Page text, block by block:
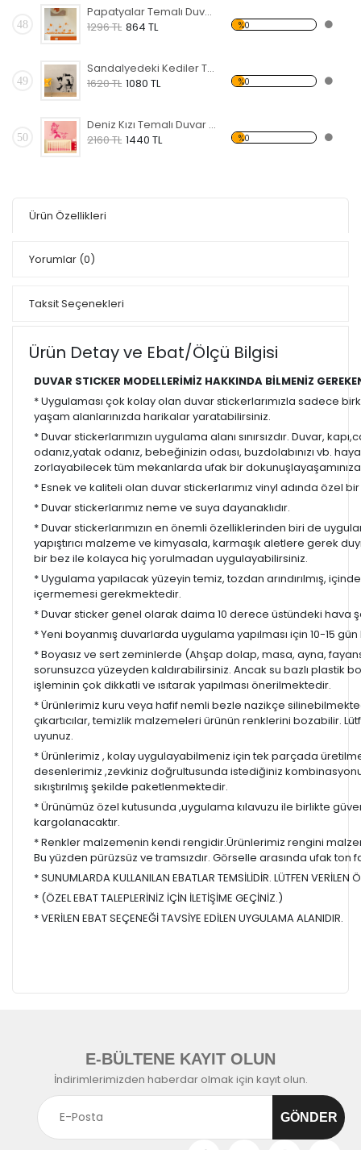
48
Papatyalar Temalı Duvar Sticker
1296 TL 864 TL %0
49
Sandalyedeki Kediler Temalı Duvar Sticker
1620 TL 1080 TL %0
50
Deniz Kızı Temalı Duvar Sticker
2160 TL 1440 TL %0
Ürün Özellikleri
Yorumlar (0)
Taksit Seçenekleri
Ürün Detay ve Ebat/Ölçü Bilgisi
DUVAR STICKER MODELLERİMİZ HAKKINDA BİLMENİZ
* Uygulaması çok kolay olan duvar stickerlarımızla sadece
yaşam alanlarınızda harikalar yaratabilirsiniz.
* Duvar stickerlarımızın uygulama alanı sınırsızdır. Duvar,
odanız,yatak odanız, bebeğinizin odası, buzdolabınızı vb.
zorlayabilecek tüm mekanlarda ufak bir
* Esnek ve kaliteli olan duvar stickerlarımız vinyl adında özel
* Duvar stickerlarımız neme ve suya dayanaklıdır.
* Duvar stickerlarımızın en önemli özelliklerinden biri de
yapıştırıcı malzeme ve kimyasala, karmaşık aletlere gerek
bir bez ile kolayca hiç yorulmadan uygulayabilirsiniz.
* Uygulama yapılacak yüzeyin temiz, tozdan arındırılmış,
içermemesi gerekmektedir.
* Duvar sticker genel olarak daima 10 derece üstündeki hava
* Yeni boyanmış duvarlarda uygulama yapılması için 10-15
* Boyasız ve sert zeminlerde (Ahşap dolap, masa, ayna,
sorunsuzca yüzeyden kaldırabilirsiniz. Ancak su bazlı plastik
işleminin çok dikkatli ve ısıtarak yapılması önerilmektedir.
* Ürünlerimiz kuru veya hafif nemli bezle nazikçe
çıkartıcılar, temizlik malzemeleri ürünün renklerini bozabilir.
uyunuz.
* Ürünlerimiz , kolay uygulayabilmeniz için tek parçada
desenlerimiz ,zevkiniz doğrultusunda istediğiniz
sıkıştırılmış şekilde paketlenmektedir.
* Ürünümüz özel kutusunda ,uygulama kılavuzu ile birlikte
kargolanacaktır.
* Renkler malzemenin kendi rengidir.Ürünlerimiz rengini
Bu yüzden pürüzsüz ve tramsızdır. Görselle arasında ufak ton
* SUNUMLARDA KULLANILAN EBATLAR TEMSİLİDİR. LÜTFEN VERİLEN
* (ÖZEL EBAT TALEPLERİNİZ İÇİN İLETİŞİME GEÇİNİZ.)
* VERİLEN EBAT SEÇENEĞİ TAVSİYE EDİLEN UYGULAMA ALANIDIR.
E-BÜLTENE KAYIT OLUN
İndirimlerimizden haberdar olmak için kayıt olun.